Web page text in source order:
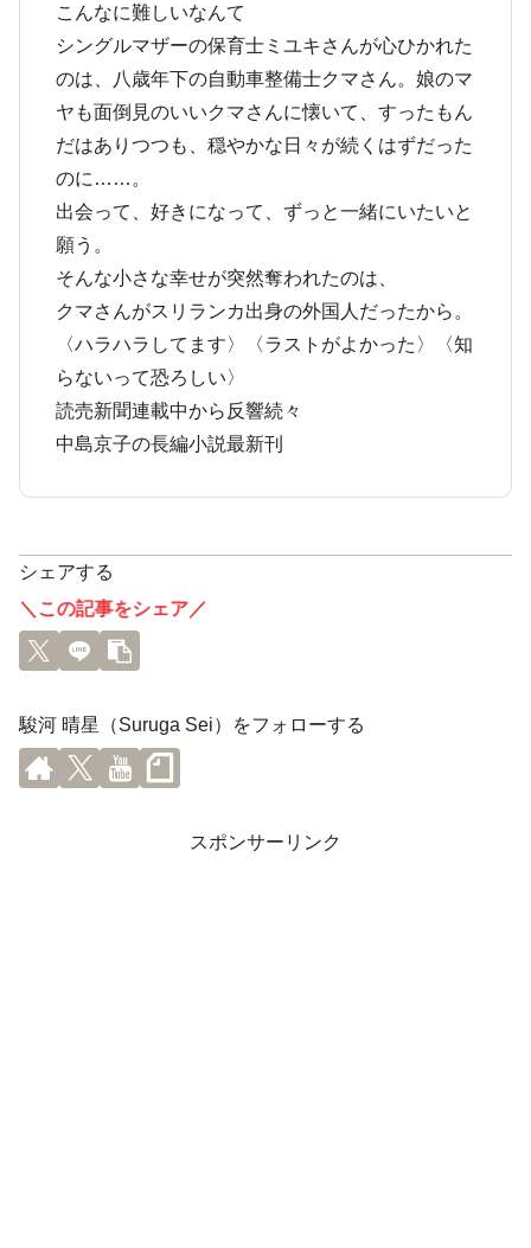
こんなに難しいなんて
シングルマザーの保育士ミユキさんが心ひかれた
のは、八歳年下の自動車整備士クマさん。娘のマ
ヤも面倒見のいいクマさんに懐いて、すったもん
だはありつつも、穏やかな日々が続くはずだった
のに……。
出会って、好きになって、ずっと一緒にいたいと
願う。
そんな小さな幸せが突然奪われたのは、
クマさんがスリランカ出身の外国人だったから。
〈ハラハラしてます〉〈ラストがよかった〉〈知
らないって恐ろしい〉
読売新聞連載中から反響続々
中島京子の長編小説最新刊
シェアする
＼この記事をシェア／
駿河 晴星（Suruga Sei）をフォローする
スポンサーリンク